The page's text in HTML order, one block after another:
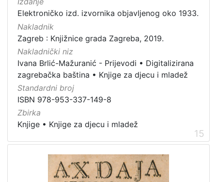
Elektroničko izd. izvornika objavljenog oko 1933.
Nakladnik
Zagreb : Knjižnice grada Zagreba, 2019.
Nakladnički niz
Ivana Brlić-Mažuranić - Prijevodi • Digitalizirana
zagrebačka baština • Knjige za djecu i mladež
Standardni broj
ISBN 978-953-337-149-8
Zbirka
Knjige • Knjige za djecu i mladež
15